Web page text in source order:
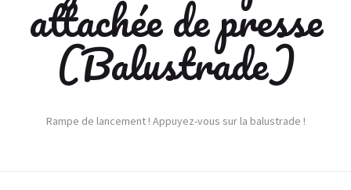
attachée de presse
(Balustrade)
Rampe de lancement ! Appuyez-vous sur la balustrade !